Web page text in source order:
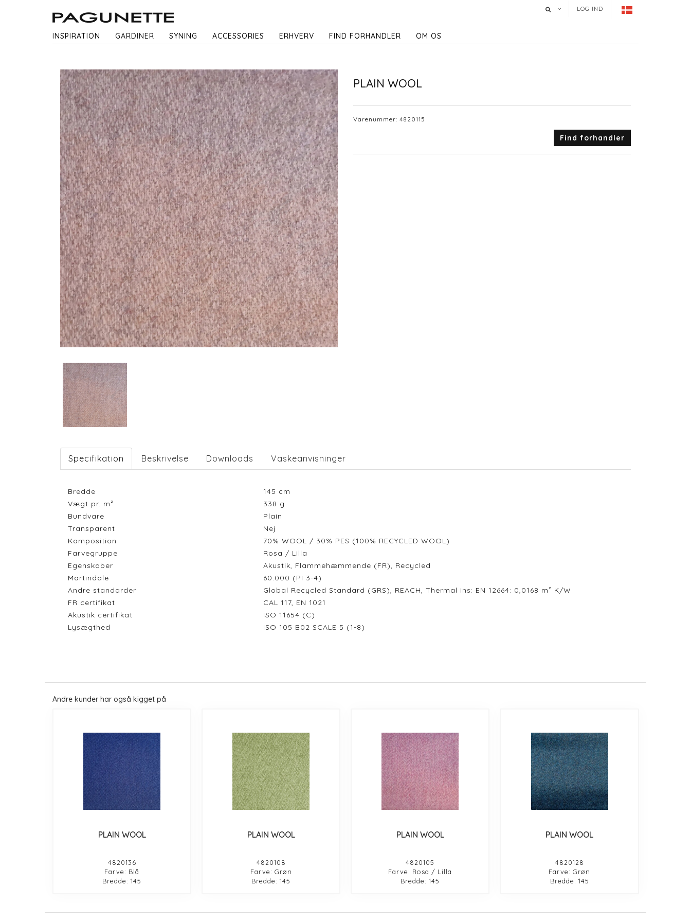
LOG IND
INSPIRATION GARDINER SYNING ACCESSORIES ERHVERV FIND FORHANDLER OM OS
PLAIN WOOL
Varenummer: 4820115
Find forhandler
Specifikation Beskrivelse Downloads Vaskeanvisninger
Bredde 145 cm
Vægt pr. m²
338 g
Bundvare
Plain
Transparent
Nej
Komposition
70% WOOL / 30% PES (100% RECYCLED WOOL)
Farvegruppe
Rosa / Lilla
Egenskaber
Akustik, Flammehæmmende (FR), Recycled
Martindale
60.000 (PI 3-4)
Andre standarder
Global Recycled Standard (GRS), REACH, Thermal ins: EN 12664: 0,0168 m² K/W
FR certifikat
CAL 117, EN 1021
Akustik certifikat
ISO 11654 (C)
Lysægthed
ISO 105 B02 SCALE 5 (1-8)
Andre kunder har også kigget på
PLAIN WOOL
4820136
Farve: Blå
Bredde: 145
PLAIN WOOL
4820108
Farve: Grøn
Bredde: 145
PLAIN WOOL
4820105
Farve: Rosa / Lilla
Bredde: 145
PLAIN WOOL
4820128
Farve: Grøn
Bredde: 145